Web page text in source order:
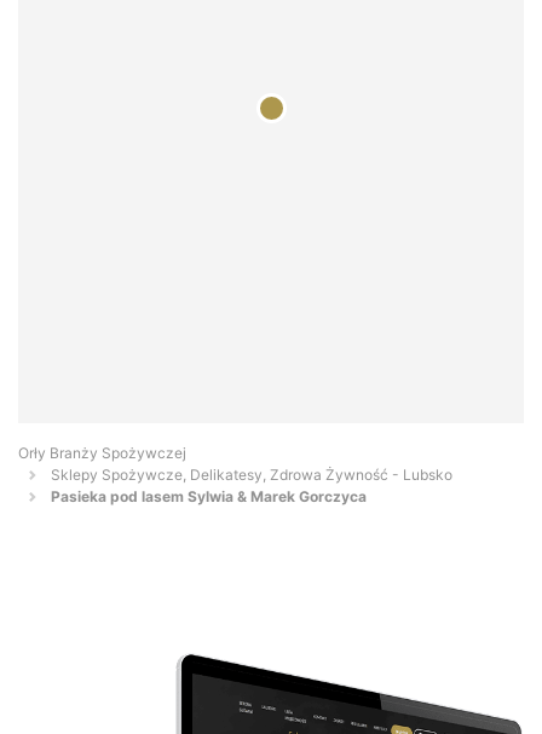
Orły Branży Spożywczej
Sklepy Spożywcze, Delikatesy, Zdrowa Żywność - Lubsko
Pasieka pod lasem Sylwia & Marek Gorczyca